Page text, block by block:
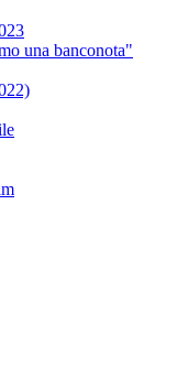
una banconota"